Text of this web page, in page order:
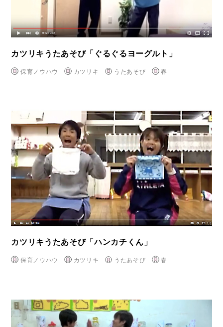
カツリキうたあそび「ぐるぐるヨーグルト」
保育ノウハウ カツリキ うたあそび 春
カツリキうたあそび「ハンカチくん」
保育ノウハウ カツリキ うたあそび 春